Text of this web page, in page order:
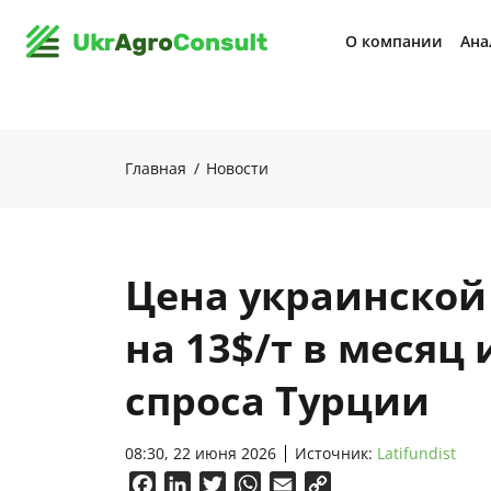
О компании
Главная Новости
Цена
на 13$/т в месяц
спроса Турции
08:30, 22 июня 2026 Источник: Latifundist
FacebookLinkedInTwitterWhatsApp
Email